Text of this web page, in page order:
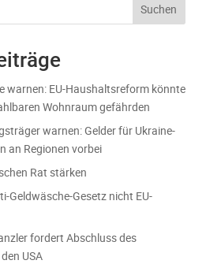
Suchen
warnen: EU-Haushaltsreform könnte
Wohnraum gefährden
warnen: Gelder für Ukraine-
an Regionen vorbei
Rat stärken
Geldwäsche-Gesetz nicht EU-
fordert Abschluss des
USA